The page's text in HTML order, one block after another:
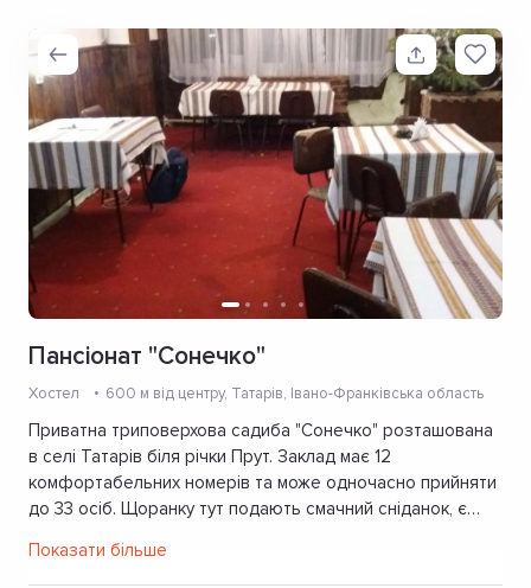
Пансіонат "Сонечко"
Хостел 600 м від центру, Татарів, Івано-Франківська область
Приватна триповерхова садиба "Сонечко" розташована
в селі Татарів біля річки Прут. Заклад має 12
комфортабельних номерів та може одночасно прийняти
до 33 осіб. Щоранку тут подають смачний сніданок, є
Показати більше